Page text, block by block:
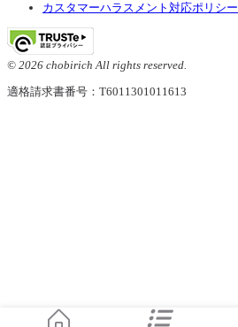
カスタマーハラスメント対応ポリシー
© 2026 chobirich All rights reserved.
適格請求書番号：T6011301011613